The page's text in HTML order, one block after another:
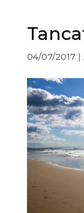
04/07/2017|